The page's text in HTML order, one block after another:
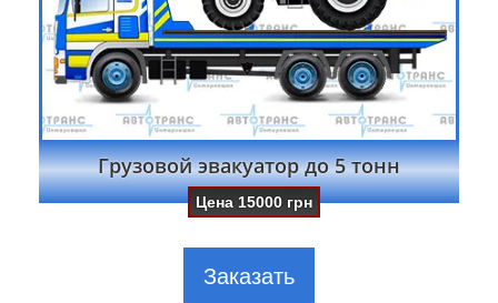
Грузовой эвакуатор до 5 тонн
Цена 15000 грн
Заказать